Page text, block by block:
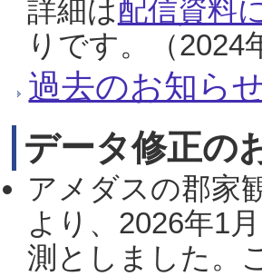
詳細は配信資料
りです。（2024
過去のお知ら
データ修正の
アメダスの郡家
より、2026年1
測としました。